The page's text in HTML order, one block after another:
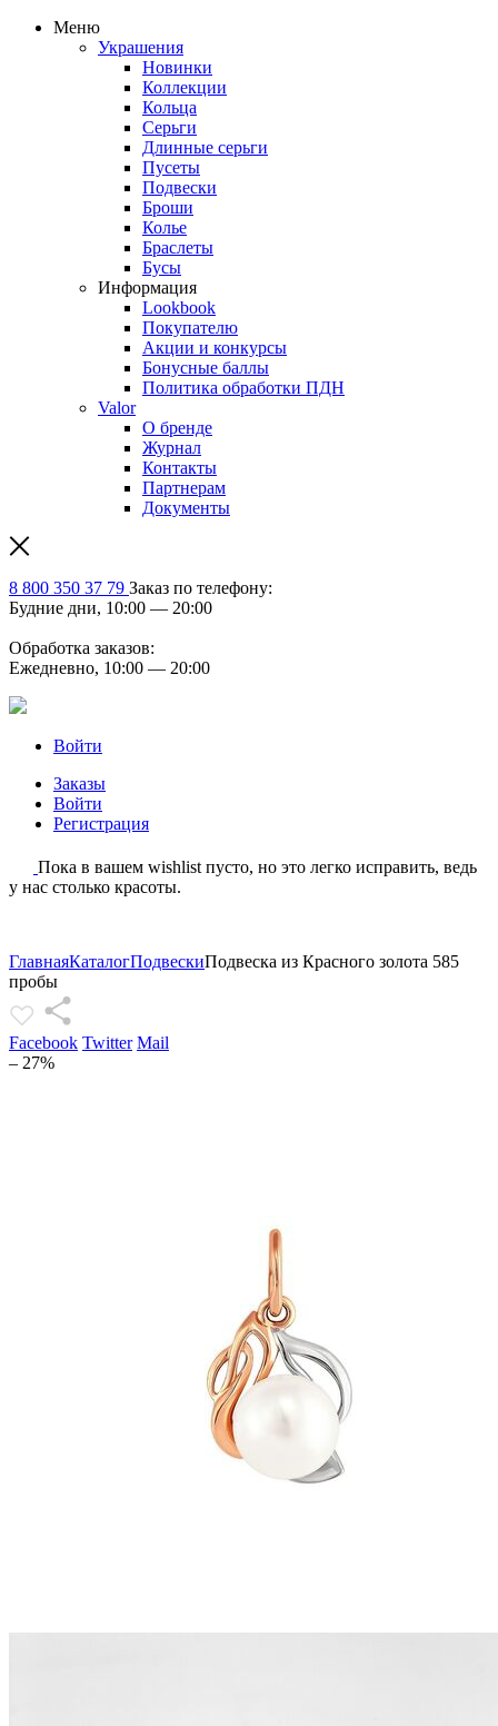
Меню
Украшения
Новинки
Коллекции
Кольца
Серьги
Длинные серьги
Пусеты
Подвески
Броши
Колье
Браслеты
Бусы
Информация
Lookbook
Покупателю
Акции и конкурсы
Бонусные баллы
Политика обработки ПДН
Valor
О бренде
Журнал
Контакты
Партнерам
Документы
8 800 350 37 79 Заказ по телефону:
Будние дни, 10:00 — 20:00
Обработка заказов:
Ежедневно, 10:00 — 20:00
Войти
Заказы
Войти
Регистрация
Пока в вашем wishlist пусто, но это легко исправить, ведь
у нас столько красоты.
ГлавнаяКаталогПодвескиПодвеска из Красного золота 585
пробы
Facebook Twitter Mail
– 27%